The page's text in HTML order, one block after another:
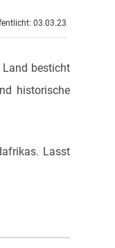
03.03.23
besticht
historische
Lasst